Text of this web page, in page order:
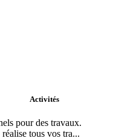
Activités
pour des travaux.
tous vos tra...